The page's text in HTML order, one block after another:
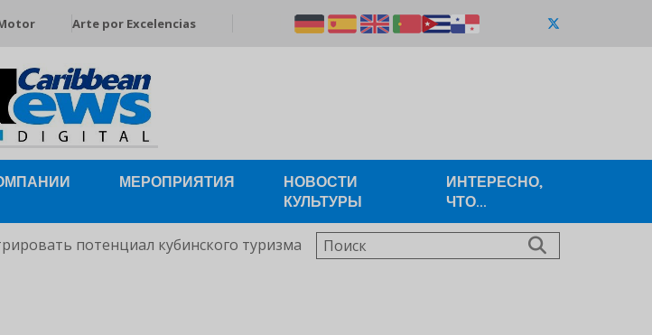
Arte por Excelencias
МЕРОПРИЯТИЯ
НОВОСТИ
КУЛЬТУРЫ
ИНТЕРЕСНО,
ЧТО...
потенциал кубинского туризма Поиск